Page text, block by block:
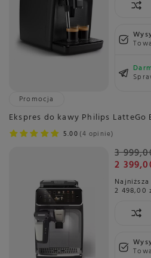
Promocja
Ekspres do kawy Philips LatteGo
5.00 4 opinie
3
2
2 498,00